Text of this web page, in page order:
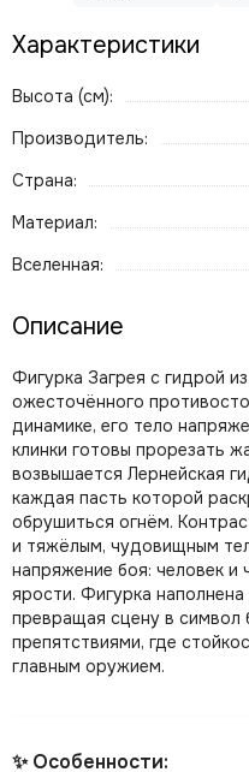
Характеристики
Высота (см):
Производитель:
Страна:
Материал:
Вселенная:
Описание
Фигурка Загрея с гидрой
ожесточённого
динамике, его тело
клинки готовы прорезать
возвышается Лернейская
каждая пасть которой
обрушиться огнём.
и тяжёлым, чудовищным
напряжение боя: человек и
ярости. Фигурка
превращая сцену в символ
препятствиями, где
главным оружием.
✨ Особенности: